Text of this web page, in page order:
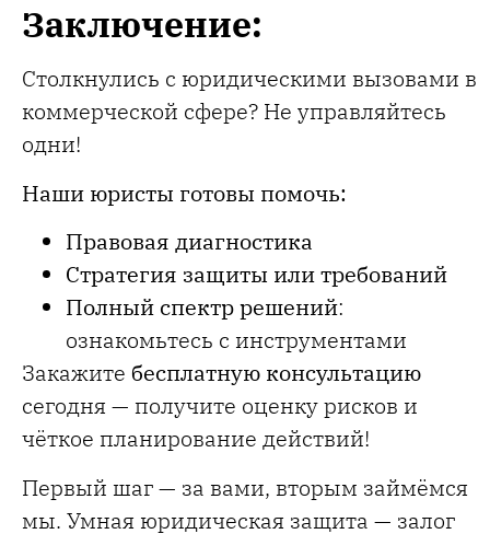
Заключение:
Столкнулись с юридическими вызовами в
коммерческой сфере? Не управляйтесь
одни!
Наши юристы готовы помочь:
Правовая диагностика
Стратегия защиты или требований
Полный спектр решений:
ознакомьтесь с инструментами
Закажите бесплатную консультацию
сегодня — получите оценку рисков и
чёткое планирование действий!
Первый шаг — за вами, вторым займёмся
мы. Умная юридическая защита — залог